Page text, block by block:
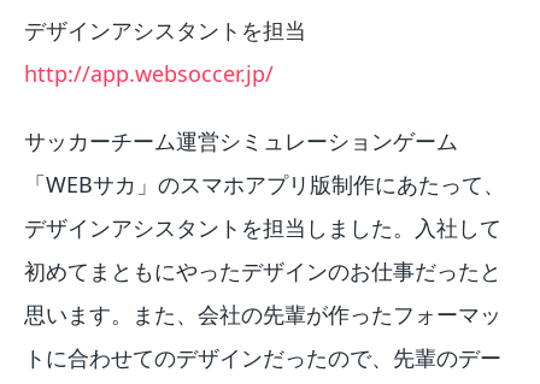
デザインアシスタントを担当
http://app.websoccer.jp/
サッカーチーム運営シミュレーションゲーム
「WEBサカ」のスマホアプリ版制作にあたって、
デザインアシスタントを担当しました。入社して
初めてまともにやったデザインのお仕事だったと
思います。また、会社の先輩が作ったフォーマッ
トに合わせてのデザインだったので、先輩のデー